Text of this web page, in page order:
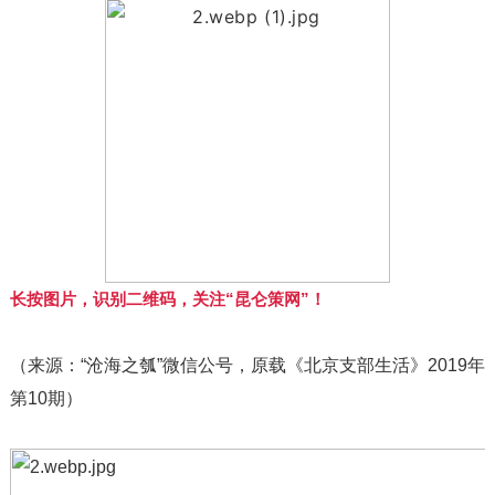
长按图片，识别二维码，关注“昆仑策网”！
（来源：“沧海之瓠”微信公号，原载《北京支部生活》2019年
第10期）